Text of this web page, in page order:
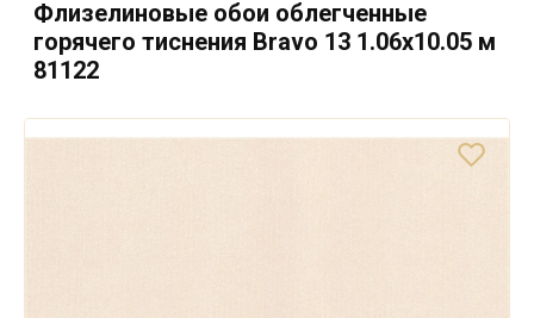
Флизелиновые обои облегченные
горячего тиснения Bravo 13 1.06х10.05 м
81122